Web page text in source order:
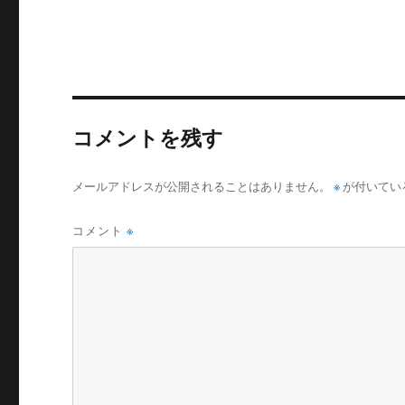
コメントを残す
メールアドレスが公開されることはありません。 ※ が付いて
コメント※